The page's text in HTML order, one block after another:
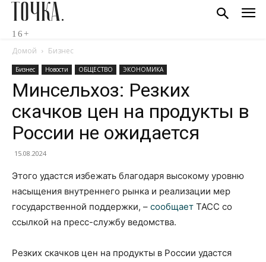
ТОЧКА.
16+
Домой Бизнес
Бизнес Новости ОБЩЕСТВО ЭКОНОМИКА
Минсельхоз: Резких
скачков цен на продукты в
России не ожидается
15.08.2024
Этого удастся избежать благодаря высокому уровню
насыщения внутреннего рынка и реализации мер
государственной поддержки, – сообщает ТАСС со
ссылкой на пресс-службу ведомства.
Резких скачков цен на продукты в России удастся